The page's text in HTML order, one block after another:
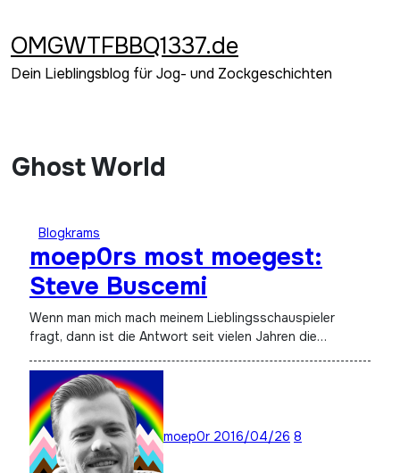
springen
OMGWTFBBQ1337.de
Dein Lieblingsblog für Jog- und Zockgeschichten
Ghost World
Blogkrams
moep0rs most moegest:
Steve Buscemi
Wenn man mich mach meinem Lieblingsschauspieler
fragt, dann ist die Antwort seit vielen Jahren die…
moep0r 2016/04/26 8